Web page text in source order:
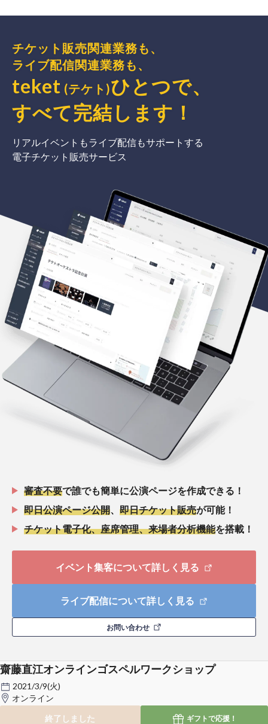
チケット販売関連業務も、
ライブ配信関連業務も、
teket (テケト)ひとつで、
すべて完結 します ！
リアルイベントもライブ配信もサポートする
電子チケット販売サービス
審査不要で誰でも簡単に公演ページを作成できる！
即日公演ページ公開
即日チケット販売が可能！
チケット電子化、座席管理、来場者分析機能を搭載！
イベント集客について詳しく見る
ライブ配信について詳しく見る
お問い合わせ
齋藤直江オンラインゴスペルワークショップ
2021/3/9(火)
オンライン
終了しました
ギフトで応援！